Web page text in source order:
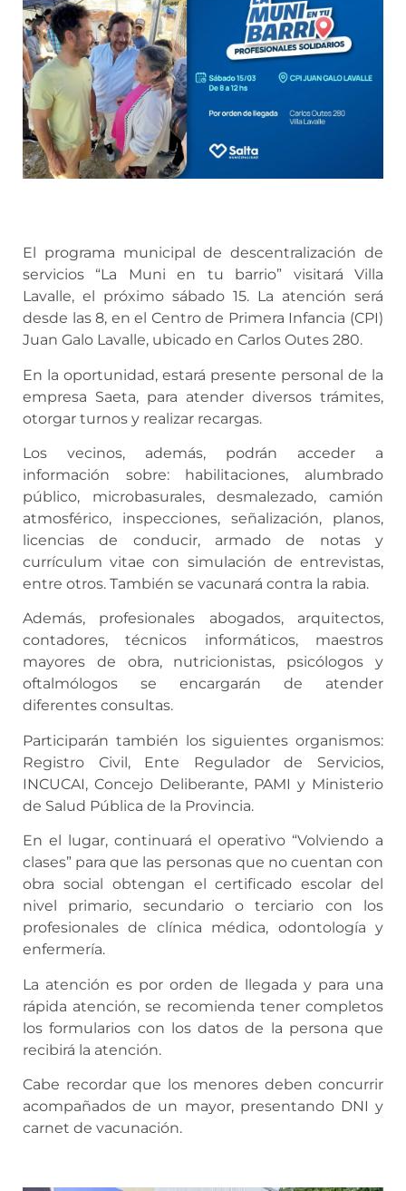
El programa municipal de descentralización de
servicios “La Muni en tu barrio” visitará Villa
Lavalle, el próximo sábado 15. La atención será
desde las 8, en el Centro de Primera Infancia (CPI)
Juan Galo Lavalle, ubicado en Carlos Outes 280.
En la oportunidad, estará presente personal de la
empresa Saeta, para atender diversos trámites,
otorgar turnos y realizar recargas.
Los vecinos, además, podrán acceder a
información sobre: habilitaciones, alumbrado
público, microbasurales, desmalezado, camión
atmosférico, inspecciones, señalización, planos,
licencias de conducir, armado de notas y
currículum vitae con simulación de entrevistas,
entre otros. También se vacunará contra la rabia.
Además, profesionales abogados, arquitectos,
contadores, técnicos informáticos, maestros
mayores de obra, nutricionistas, psicólogos y
oftalmólogos se encargarán de atender
diferentes consultas.
Participarán también los siguientes organismos:
Registro Civil, Ente Regulador de Servicios,
INCUCAI, Concejo Deliberante, PAMI y Ministerio
de Salud Pública de la Provincia.
En el lugar, continuará el operativo “Volviendo a
clases” para que las personas que no cuentan con
obra social obtengan el certificado escolar del
nivel primario, secundario o terciario con los
profesionales de clínica médica, odontología y
enfermería.
La atención es por orden de llegada y para una
rápida atención, se recomienda tener completos
los formularios con los datos de la persona que
recibirá la atención.
Cabe recordar que los menores deben concurrir
acompañados de un mayor, presentando DNI y
carnet de vacunación.